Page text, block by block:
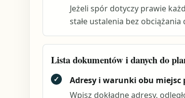
Jeżeli spór dotyczy prawie
stałe ustalenia bez obciążania
Lista dokumentów i danych do
✓
Adresy i warunki obu miejsc
Wpisz dokładne adresy,